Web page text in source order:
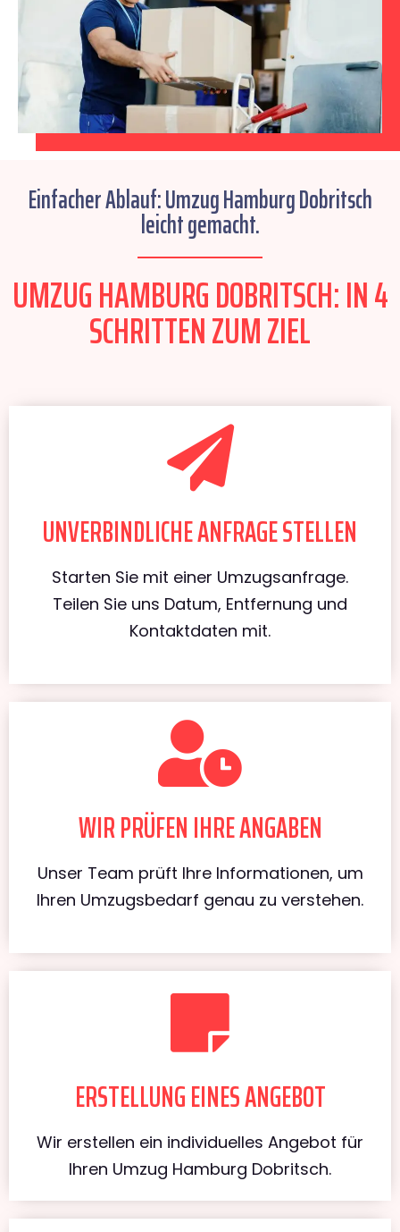
Einfacher Ablauf: Umzug Hamburg Dobritsch
leicht gemacht.
UMZUG HAMBURG DOBRITSCH: IN 4
SCHRITTEN ZUM ZIEL
UNVERBINDLICHE ANFRAGE STELLEN
Starten Sie mit einer Umzugsanfrage.
Teilen Sie uns Datum, Entfernung und
Kontaktdaten mit.
WIR PRÜFEN IHRE ANGABEN
Unser Team prüft Ihre Informationen, um
Ihren Umzugsbedarf genau zu verstehen.
ERSTELLUNG EINES ANGEBOT
Wir erstellen ein individuelles Angebot für
Ihren Umzug Hamburg Dobritsch.